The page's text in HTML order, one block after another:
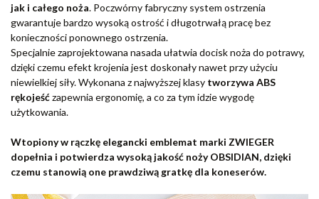
jak i całego noża. Poczwórny fabryczny system ostrzenia
gwarantuje bardzo wysoką ostrość i długotrwałą pracę bez
konieczności ponownego ostrzenia.
Specjalnie zaprojektowana nasada ułatwia docisk noża do potrawy,
dzięki czemu efekt krojenia jest doskonały nawet przy użyciu
niewielkiej siły. Wykonana z najwyższej klasy tworzywa ABS
rękojeśćzapewnia ergonomię, a co za tym idzie wygodę
użytkowania.
Wtopiony w rączkę elegancki emblemat marki ZWIEGER
dopełnia i potwierdza wysoką jakość noży OBSIDIAN, dzięki
czemu stanowią one prawdziwą gratkę dla koneserów.